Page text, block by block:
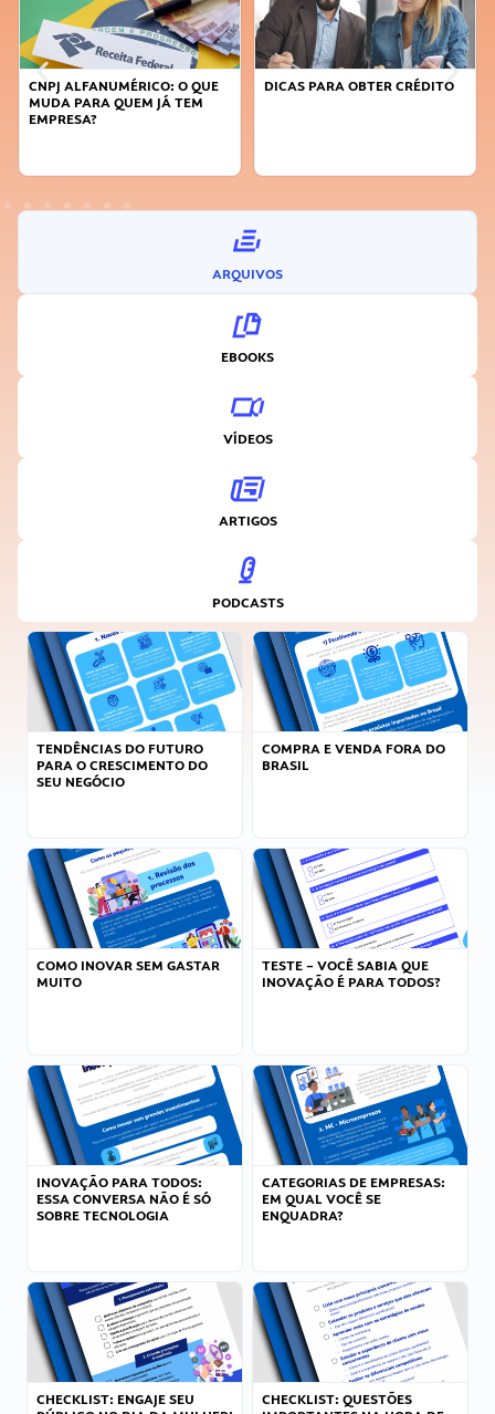
DICAS PARA OBTER CRÉDITO
FAÇA A DIFERENÇA: SEJA
ARQUIVOS
EBOOKS
VÍDEOS
ARTIGOS
PODCASTS
TENDÊNCIAS DO FUTURO
PARA O CRESCIMENTO DO
SEU NEGÓCIO
COMPRA E VENDA FORA DO
BRASIL
COMO INOVAR SEM GASTAR
MUITO
TESTE – VOCÊ SABIA QUE
INOVAÇÃO É PARA TODOS?
INOVAÇÃO PARA TODOS:
ESSA CONVERSA NÃO É SÓ
SOBRE TECNOLOGIA
CATEGORIAS DE EMPRESAS:
EM QUAL VOCÊ SE
ENQUADRA?
CHECKLIST: ENGAJE SEU
CHECKLIST: QUESTÕES